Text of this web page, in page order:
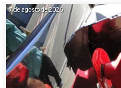
7 de agosto de 2026